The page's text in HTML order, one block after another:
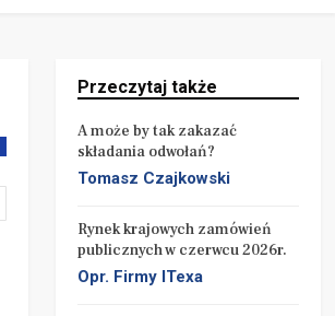
Przeczytaj także
A może by tak zakazać
składania odwołań?
Tomasz Czajkowski
Rynek krajowych zamówień
publicznych w czerwcu 2026r.
Opr. Firmy ITexa